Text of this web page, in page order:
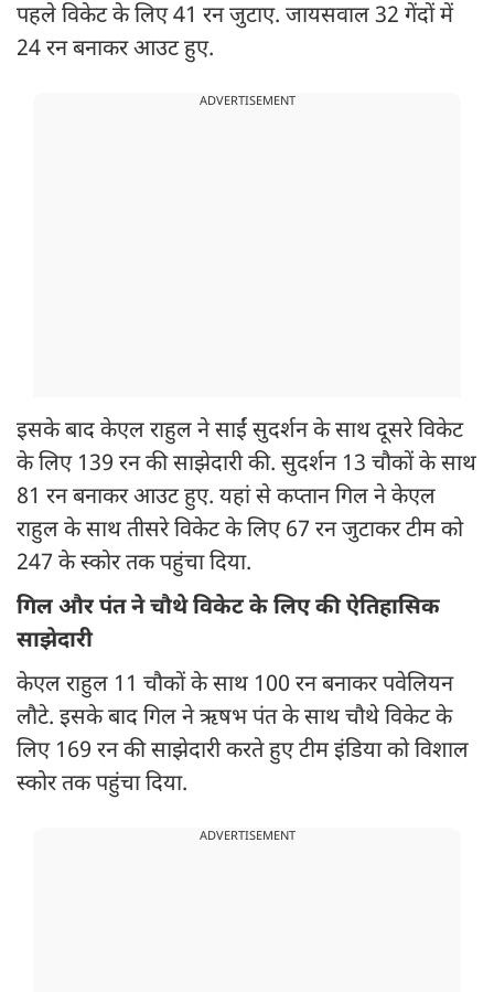
पहले विकेट के लिए 41 रन जुटाए. जायसवाल 32 गेंदों में
24 रन बनाकर आउट हुए.
ADVERTISEMENT
इसके बाद केएल राहुल ने साईं सुदर्शन के साथ दूसरे विकेट
के लिए 139 रन की साझेदारी की. सुदर्शन 13 चौकों के साथ
81 रन बनाकर आउट हुए. यहां से कप्तान गिल ने केएल
राहुल के साथ तीसरे विकेट के लिए 67 रन जुटाकर टीम को
247 के स्कोर तक पहुंचा दिया.
गिल और पंत ने चौथे विकेट के लिए की ऐतिहासिक
साझेदारी
केएल राहुल 11 चौकों के साथ 100 रन बनाकर पवेलियन
लौटे. इसके बाद गिल ने ऋषभ पंत के साथ चौथे विकेट के
लिए 169 रन की साझेदारी करते हुए टीम इंडिया को विशाल
स्कोर तक पहुंचा दिया.
ADVERTISEMENT